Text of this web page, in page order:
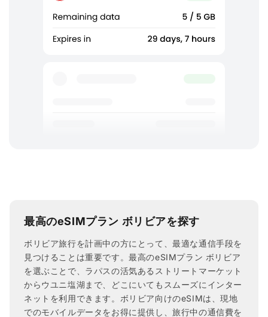
最高のeSIMプラン ボリビアを探す
ボリビア旅行を計画中の方にとって、最適な通信手段を
見つけることは重要です。最高のeSIMプラン ボリビア
を選ぶことで、ラパスの活気あるストリートマーケット
からウユニ塩湖まで、どこにいてもスムーズにインター
ネットを利用できます。ボリビア向けのeSIMは、現地
でのモバイルデータをお得に提供し、旅行中の通信費を